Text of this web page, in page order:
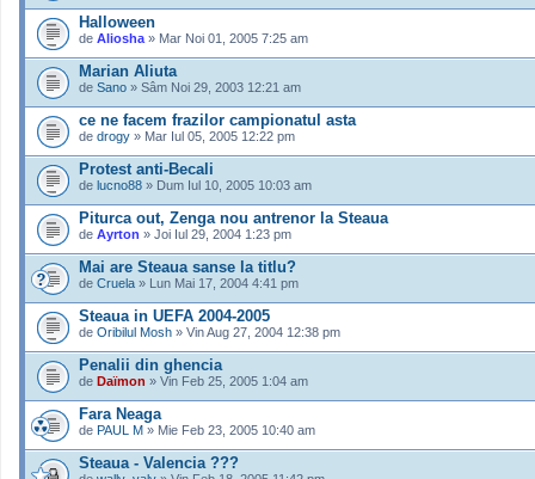
Halloween
de Aliosha » Mar Noi 01, 2005 7:25 am
Marian Aliuta
de Sano » Sâm Noi 29, 2003 12:21 am
ce ne facem frazilor campionatul asta
de drogy » Mar Iul 05, 2005 12:22 pm
Protest anti-Becali
de lucno88 » Dum Iul 10, 2005 10:03 am
Piturca out, Zenga nou antrenor la Steaua
de Ayrton » Joi Iul 29, 2004 1:23 pm
Mai are Steaua sanse la titlu?
de Cruela » Lun Mai 17, 2004 4:41 pm
Steaua in UEFA 2004-2005
de Oribilul Mosh » Vin Aug 27, 2004 12:38 pm
Penalii din ghencia
de Daïmon » Vin Feb 25, 2005 1:04 am
Fara Neaga
de PAUL M » Mie Feb 23, 2005 10:40 am
Steaua - Valencia ???